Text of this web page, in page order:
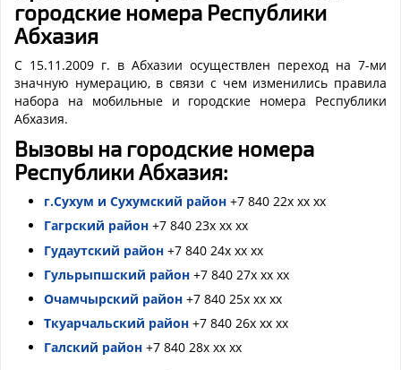
городские номера Республики
Абхазия
С 15.11.2009 г. в Абхазии осуществлен переход на 7-ми
значную нумерацию, в связи с чем изменились правила
набора на мобильные и городские номера Республики
Абхазия.
Вызовы на городские номера
Республики Абхазия:
г.Сухум и Сухумский район +7 840 22х хх хх
Гагрский район +7 840 23х хх хх
Гудаутский район +7 840 24х хх хх
Гульрыпшский район +7 840 27х хх хх
Очамчырский район +7 840 25х хх хх
Ткуарчальский район +7 840 26х хх хх
Галский район +7 840 28х хх хх